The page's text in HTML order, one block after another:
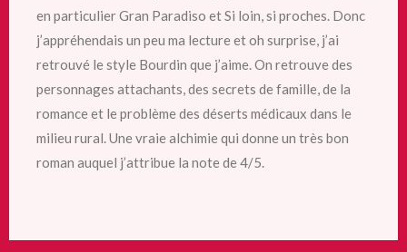
en particulier Gran Paradiso et Si loin, si proches. Donc
j’appréhendais un peu ma lecture et oh surprise, j’ai
retrouvé le style Bourdin que j’aime. On retrouve des
personnages attachants, des secrets de famille, de la
romance et le problème des déserts médicaux dans le
milieu rural. Une vraie alchimie qui donne un très bon
roman auquel j’attribue la note de 4/5.